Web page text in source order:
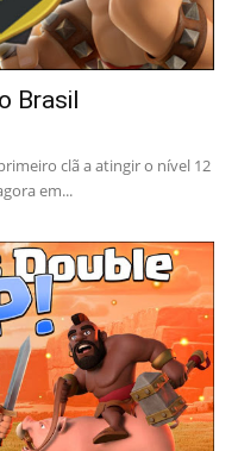
Brasil
clã a atingir o nível 12
em...